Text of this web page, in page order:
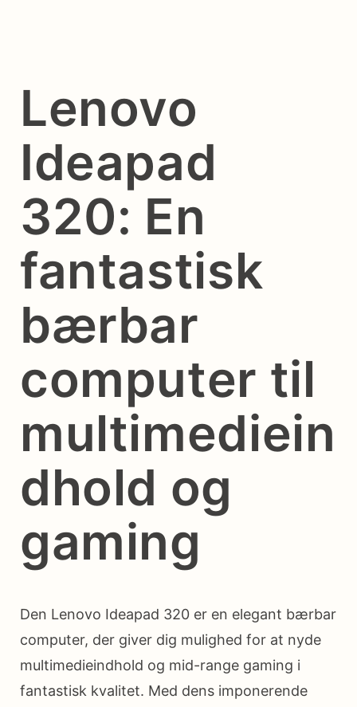
Lenovo
Ideapad
320: En
fantastisk
bærbar
computer til
multimediein
dhold og
gaming
Den Lenovo Ideapad 320 er en elegant bærbar
computer, der giver dig mulighed for at nyde
multimedieindhold og mid-range gaming i
fantastisk kvalitet. Med dens imponerende